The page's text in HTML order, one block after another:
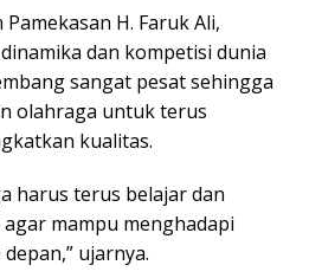
H. Faruk Ali,
dan kompetisi dunia
sangat pesat sehingga
olahraga untuk terus
kualitas.
harus terus belajar dan
mampu menghadapi
ujarnya.